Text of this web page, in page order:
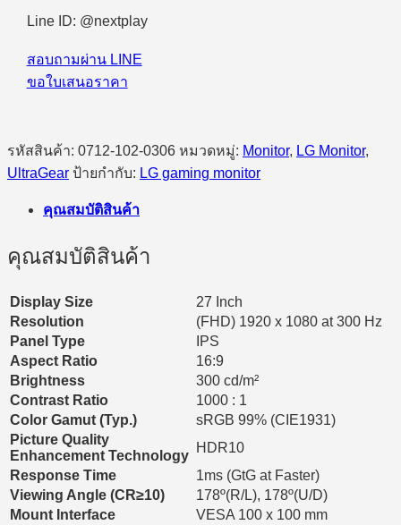
(Dual
540Hz
or
DCI-
P3
99.5%
0.02ms
Line ID: @nextplay
สอบถามผ่าน LINE
ขอใบเสนอราคา
รหัสสินค้า: 0712-102-0306 หมวดหมู่: Monitor, LG Monitor,
UltraGear ป้ายกำกับ: LG gaming monitor
คุณสมบัติสินค้า
คุณสมบัติสินค้า
Display Size
27 Inch
Resolution
(FHD) 1920 x 1080 at 300 Hz
Panel Type
IPS
Aspect Ratio
16:9
Brightness
300 cd/m²
Contrast Ratio
1000 : 1​
Color Gamut (Typ.)
sRGB 99% (CIE1931)
Picture Quality
Enhancement Technology
HDR10
Response Time
1ms (GtG at Faster)
Viewing Angle (CR≥10)
178º(R/L), 178º(U/D)
Mount Interface
VESA 100 x 100 mm